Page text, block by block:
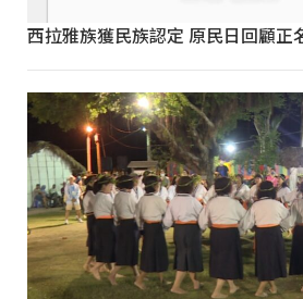
西拉雅族獲民族認定 原民日回顧正